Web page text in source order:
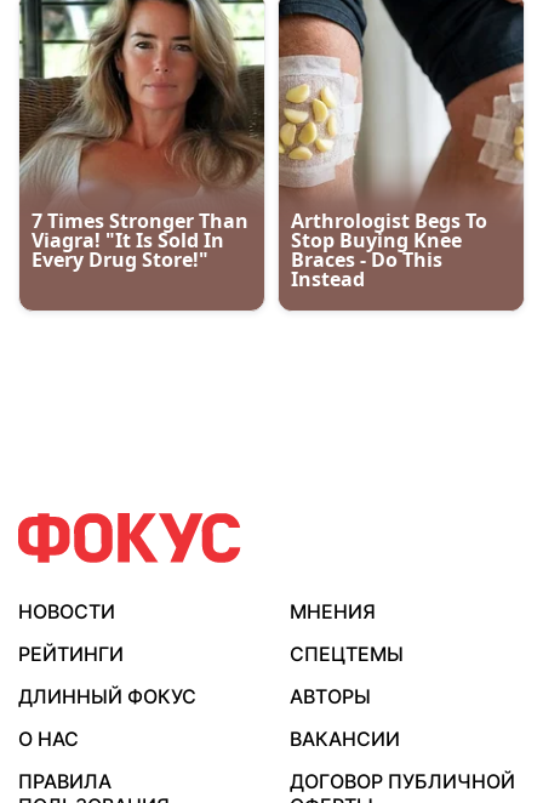
НОВОСТИ
МНЕНИЯ
РЕЙТИНГИ
СПЕЦТЕМЫ
ДЛИННЫЙ ФОКУС
АВТОРЫ
О НАС
ВАКАНСИИ
ПРАВИЛА
ДОГОВОР ПУБЛИЧНОЙ